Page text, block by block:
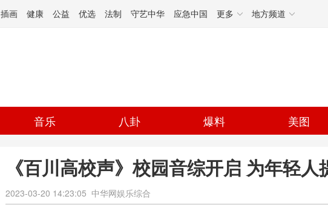
插画 健康 公益 优选 法制 守艺中华 应急中国 更多 地方频道
音乐 八卦 爆料 美图
《百川高校声》校园音综开启 为年轻
2023-03-20 14:23:05 中华网娱乐综合